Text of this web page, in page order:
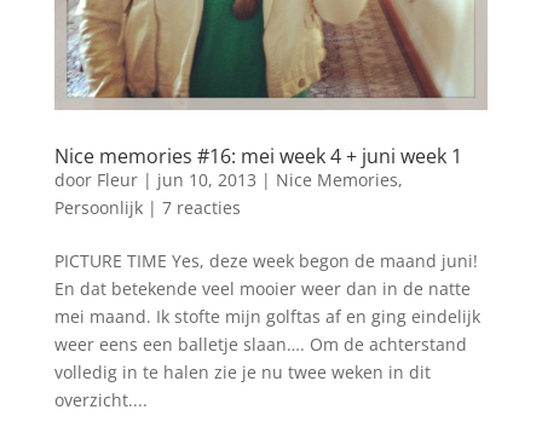
Nice memories #16: mei week 4 + juni week 1
door Fleur| jun 10, 2013 | Nice Memories,
Persoonlijk| 7 reacties
PICTURE TIME Yes, deze week begon de maand juni!
En dat betekende veel mooier weer dan in de natte
mei maand. Ik stofte mijn golftas af en ging eindelijk
weer eens een balletje slaan…. Om de achterstand
volledig in te halen zie je nu twee weken in dit
overzicht....